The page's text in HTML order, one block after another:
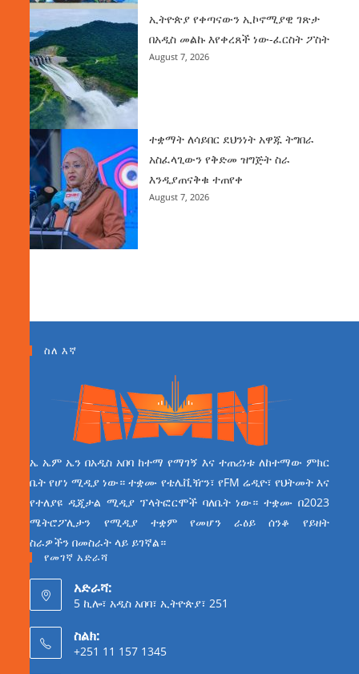
ኢትዮጵያ የቀጣናውን ኢኮኖሚያዊ ገጽታ
በአዲስ መልኩ እየቀረጸች ነው-ፈርስት ፖስት
August 7, 2026
ተቋማት ለሳይበር ደህንነት አዋጁ ትግበራ
አስፈላጊውን የቅድመ ዝግጅት ስራ
እንዲያጠናቅቁ ተጠየቀ
August 7, 2026
ስለ እኛ
ኤ ኤም ኤን በአዲስ አበባ ከተማ የማገኝ እና ተጠሪነቱ ለከተማው ምክር
ቤት የሆነ ሚዲያ ነው። ተቋሙ የቴሌቪዥን፣ የFM ሬዲዮ፣ የህትመት እና
የተለያዩ ዲጂታል ሚዲያ ፕላትፎርሞች ባለቤት ነው። ተቋሙ በ2023
ሜትሮፖሊታን የሚዲያ ተቋም የመሆን ራዕይ ሰንቆ የይዘት
ስራዎችን በመስራት ላይ ይገኛል።
የመገኛ አድራሻ
አድራሻ:
5 ኪሎ፣ አዲስ አበባ፣ ኢትዮጵያ፣ 251
ስልክ:
+251 11 157 1345